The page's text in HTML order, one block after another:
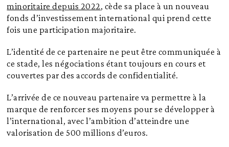
minoritaire depuis 2022, cède sa place à un nouveau
fonds d’investissement international qui prend cette
fois une participation majoritaire.
L’identité de ce partenaire ne peut être communiquée à
ce stade, les négociations étant toujours en cours et
couvertes par des accords de confidentialité.
L’arrivée de ce nouveau partenaire va permettre à la
marque de renforcer ses moyens pour se développer à
l’international, avec l’ambition d’atteindre une
valorisation de 500 millions d’euros.